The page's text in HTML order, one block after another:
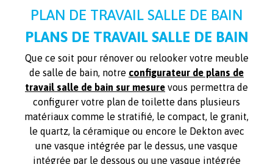
PLAN DE TRAVAIL SALLE DE BAIN
PLANS DE TRAVAIL SALLE DE BAIN
Que ce soit pour rénover ou relooker votre meuble
de salle de bain, notre configurateur de plans de
travail salle de bain sur mesure vous permettra de
configurer votre plan de toilette dans plusieurs
matériaux comme le stratifié, le compact, le granit,
le quartz, la céramique ou encore le Dekton avec
une vasque intégrée par le dessus, une vasque
intégrée par le dessous ou une vasque intégrée